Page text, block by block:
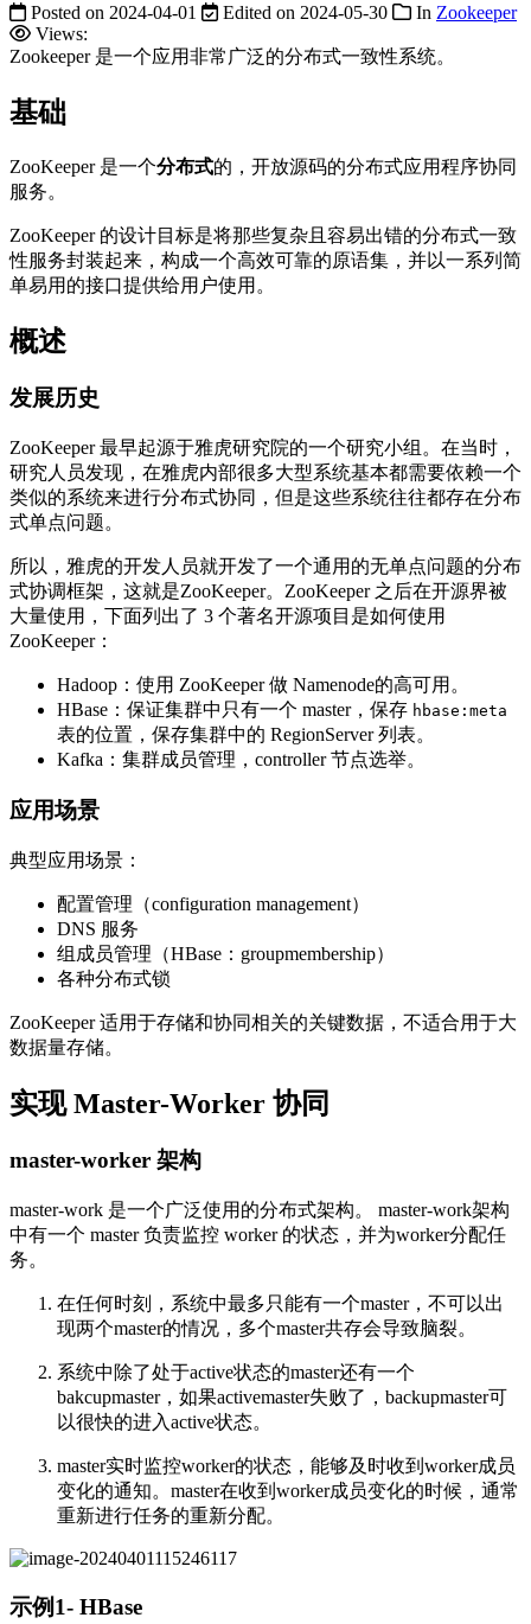
Posted on 2024-04-01 Edited on 2024-05-30 In Zookeeper
Views:
Zookeeper 是一个应用非常广泛的分布式一致性系统。
基础
ZooKeeper 是一个分布式的，开放源码的分布式应用程序协同
服务。
ZooKeeper 的设计目标是将那些复杂且容易出错的分布式一致
性服务封装起来，构成一个高效可靠的原语集，并以一系列简
单易用的接口提供给用户使用。
概述
发展历史
ZooKeeper 最早起源于雅虎研究院的一个研究小组。在当时，
研究人员发现，在雅虎内部很多大型系统基本都需要依赖一个
类似的系统来进行分布式协同，但是这些系统往往都存在分布
式单点问题。
所以，雅虎的开发人员就开发了一个通用的无单点问题的分布
式协调框架，这就是ZooKeeper。ZooKeeper 之后在开源界被
大量使用，下面列出了 3 个著名开源项目是如何使用
ZooKeeper：
Hadoop：使用 ZooKeeper 做 Namenode的高可用。
HBase：保证集群中只有一个 master，保存 hbase:meta
表的位置，保存集群中的 RegionServer 列表。
Kafka：集群成员管理，controller 节点选举。
应用场景
典型应用场景：
配置管理（configuration management）
DNS 服务
组成员管理（HBase：groupmembership）
各种分布式锁
ZooKeeper 适用于存储和协同相关的关键数据，不适合用于大
数据量存储。
实现 Master-Worker 协同
master-worker 架构
master-work 是一个广泛使用的分布式架构。 master-work架构
中有一个 master 负责监控 worker 的状态，并为worker分配任
务。
在任何时刻，系统中最多只能有一个master，不可以出
现两个master的情况，多个master共存会导致脑裂。
系统中除了处于active状态的master还有一个
bakcupmaster，如果activemaster失败了，backupmaster可
以很快的进入active状态。
master实时监控worker的状态，能够及时收到worker成员
变化的通知。master在收到worker成员变化的时候，通常
重新进行任务的重新分配。
示例1- HBase